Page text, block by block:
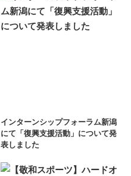
インターンシップフォーラム新潟
にて「復興支援活動」について発
表しました